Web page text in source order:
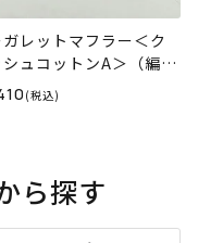
レットマフラー＜ク
ュコットンA＞（編み
料セット）
(税込)
ら探す